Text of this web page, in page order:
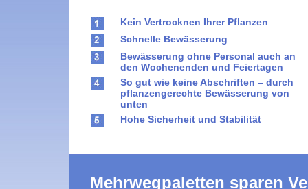
Kein Vertrocknen Ihrer Pflanzen
Schnelle Bewässerung
Bewässerung ohne Personal auch an
den Wochenenden und Feiertagen
So gut wie keine Abschriften – durch
pflanzengerechte Bewässerung von
unten
Hohe Sicherheit und Stabilität
Mehrwegpaletten sparen